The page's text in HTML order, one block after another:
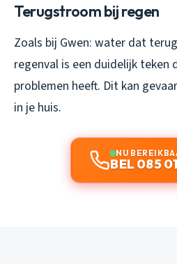
Terugstroom bij regen
Zoals bij Gwen: water dat
regenval is een duidelijk
problemen heeft. Dit kan
in je huis.
NU
BEL 085